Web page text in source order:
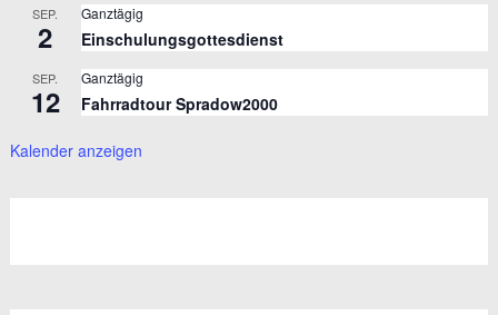
SEP.
2
Ganztägig
Einschulungsgottesdienst
SEP.
12
Ganztägig
Fahrradtour Spradow2000
Kalender anzeigen